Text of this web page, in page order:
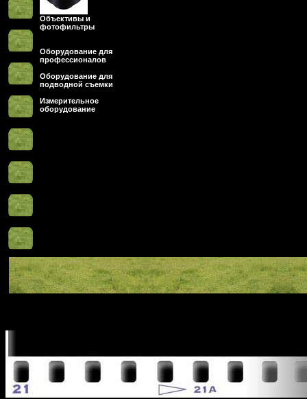
Объективы и
фотофильтры
Оборудование для
профессионалов
Оборудование для
подводной съемки
Измерительное
оборудование